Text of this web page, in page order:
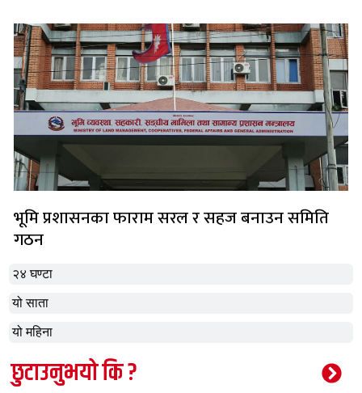
२४ घण्टा
यो साता
यो महिना
भूमि प्रशासनका फाराम सरल र सहज बनाउन समिति
गठन
छुटाउनुभयो कि ?